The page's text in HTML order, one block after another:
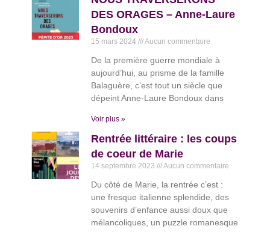
DES ORAGES – Anne-Laure
Bondoux
15 mars 2024 Aucun commentaire
De la première guerre mondiale à
aujourd’hui, au prisme de la famille
Balaguère, c’est tout un siècle que
dépeint Anne-Laure Bondoux dans
Voir plus »
Rentrée littéraire : les coups
de coeur de Marie
14 septembre 2023 Aucun commentaire
Du côté de Marie, la rentrée c’est :
une fresque italienne splendide, des
souvenirs d’enfance aussi doux que
mélancoliques, un puzzle romanesque